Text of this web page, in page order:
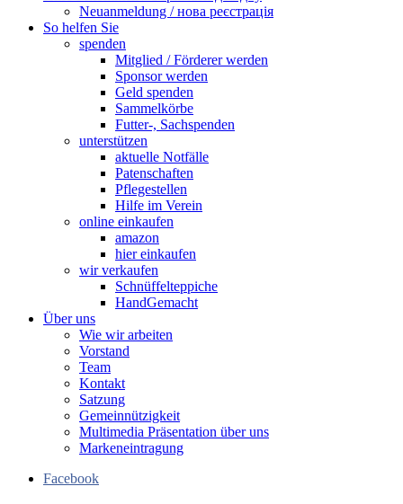
Neuanmeldung / нова реєстрація
So helfen Sie
spenden
Mitglied / Förderer werden
Sponsor werden
Geld spenden
Sammelkörbe
Futter-, Sachspenden
unterstützen
aktuelle Notfälle
Patenschaften
Pflegestellen
Hilfe im Verein
online einkaufen
amazon
hier einkaufen
wir verkaufen
Schnüffelteppiche
HandGemacht
Über uns
Wie wir arbeiten
Vorstand
Team
Kontakt
Satzung
Gemeinnützigkeit
Multimedia Präsentation über uns
Markeneintragung
Facebook